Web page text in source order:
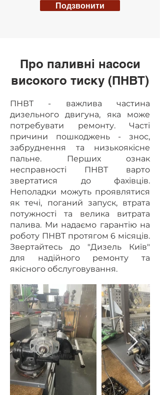
Подзвонити
Про паливні насоси
високого тиску (ПНВТ)
ПНВТ - важлива частина
дизельного двигуна, яка може
потребувати ремонту. Часті
причини пошкоджень - знос,
забруднення та низькоякісне
пальне. Перших ознак
несправності ПНВТ варто
звертатися до фахівців.
Неполадки можуть проявлятися
як течі, поганий запуск, втрата
потужності та велика витрата
палива. Ми надаємо гарантію на
роботу ПНВТ протягом 6 місяців.
Звертайтесь до "Дизель Київ"
для надійного ремонту та
якісного обслуговування.